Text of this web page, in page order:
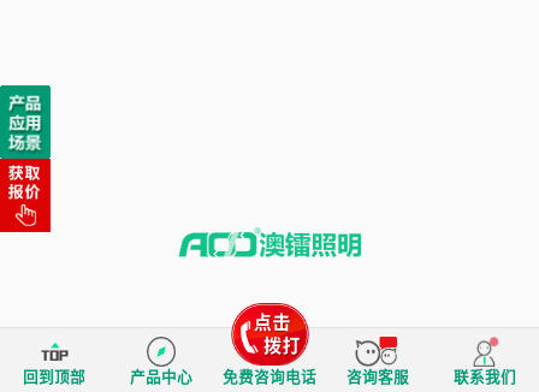
回到顶部 产品中心 免费咨询电话 咨询客服 联系我们